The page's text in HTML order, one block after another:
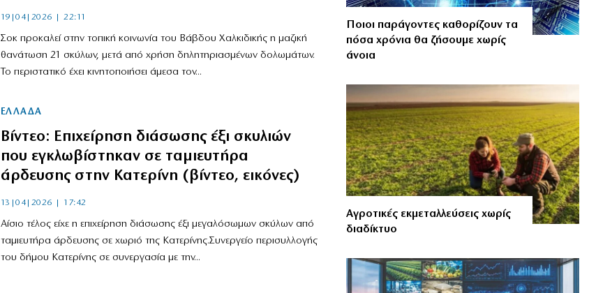
19|04|2026 | 22:11
Σοκ προκαλεί στην τοπική κοινωνία του Βάβδου Χαλκιδικής η μαζική
θανάτωση 21 σκύλων, μετά από χρήση δηλητηριασμένων δολωμάτων.
Το περιστατικό έχει κινητοποιήσει άμεσα τον...
ΕΛΛΑΔΑ
Βίντεο: Επιχείρηση διάσωσης έξι σκυλιών
που εγκλωβίστηκαν σε ταμιευτήρα
άρδευσης στην Κατερίνη (βίντεο, εικόνες)
13|04|2026 | 17:42
Αίσιο τέλος είχε η επιχείρηση διάσωσης έξι μεγαλόσωμων σκύλων από
ταμιευτήρα άρδευσης σε χωριό της Κατερίνης.Συνεργείο περισυλλογής
του δήμου Κατερίνης σε συνεργασία με την...
Ποιοι παράγοντες καθορίζουν τα
πόσα χρόνια θα ζήσουμε χωρίς
άνοια
Αγροτικές εκμεταλλεύσεις χωρίς
διαδίκτυο